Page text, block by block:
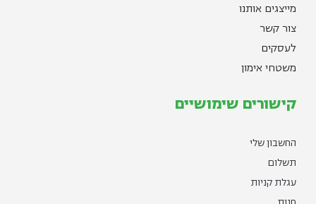
מייצגים אותנו
צור קשר
לעסקים
משטחי אימון
קישורים שימושיים
החשבון שלי
תשלום
עגלת קניות